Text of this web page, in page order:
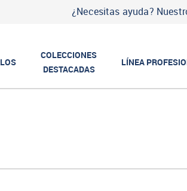
¿Necesitas ayuda?
COLECCIONES
DESTACADAS
LÍNEA